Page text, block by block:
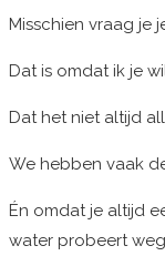
Misschien vraag je
Dat is omdat ik je
Dat het niet altijd
We hebben vaak
Én omdat je altijd
water probeert